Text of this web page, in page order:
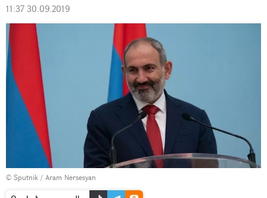
11:37 30.09.2019
© Sputnik / Aram Nersesyan